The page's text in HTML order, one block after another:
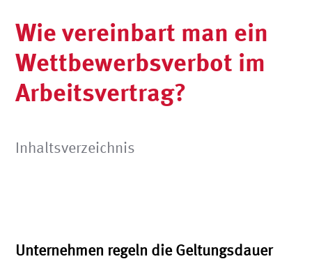
Wie vereinbart man ein
Wettbewerbsverbot im
Arbeitsvertrag?
Inhaltsverzeichnis
Unternehmen regeln die Geltungsdauer